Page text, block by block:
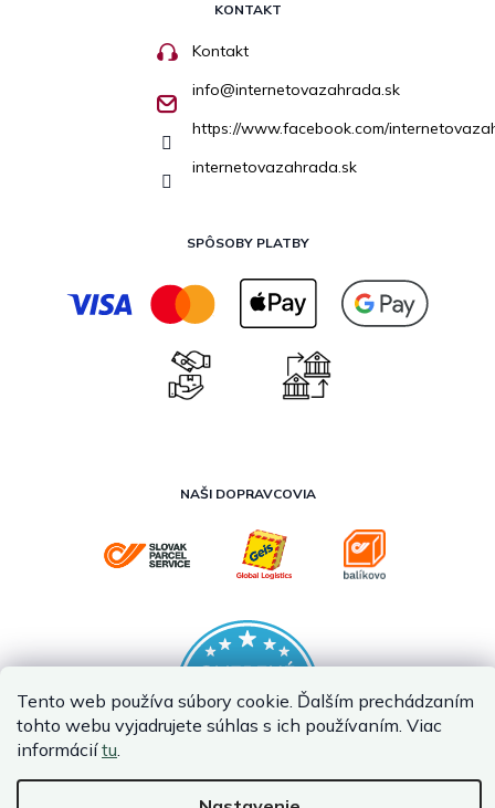
Tento web používa súbory cookie. Ďalším prechádzaním
tohto webu vyjadrujete súhlas s ich používaním. Viac
informáciítu.
KONTAKT
Kontakt
info@internetovazahrada.sk
https://www.facebook.com/
internetovazahrada.sk
SPÔSOBY PLATBY
NAŠI DOPRAVCOVIA